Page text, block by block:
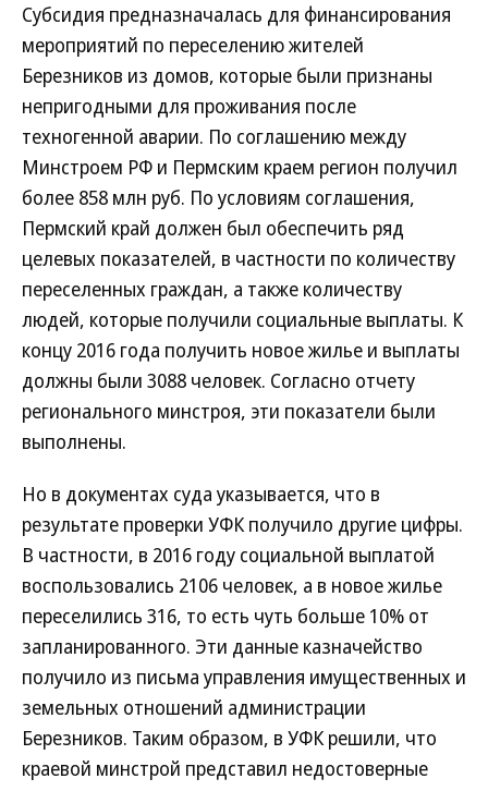
Субсидия предназначалась для финансирования
мероприятий по переселению жителей
Березников из домов, которые были признаны
непригодными для проживания после
техногенной аварии. По соглашению между
Минстроем РФ и Пермским краем регион получил
более 858 млн руб. По условиям соглашения,
Пермский край должен был обеспечить ряд
целевых показателей, в частности по количеству
переселенных граждан, а также количеству
людей, которые получили социальные выплаты. К
концу 2016 года получить новое жилье и выплаты
должны были 3088 человек. Согласно отчету
регионального минстроя, эти показатели были
выполнены.
Но в документах суда указывается, что в
результате проверки УФК получило другие цифры.
В частности, в 2016 году социальной выплатой
воспользовались 2106 человек, а в новое жилье
переселились 316, то есть чуть больше 10% от
запланированного. Эти данные казначейство
получило из письма управления имущественных и
земельных отношений администрации
Березников. Таким образом, в УФК решили, что
краевой минстрой представил недостоверные